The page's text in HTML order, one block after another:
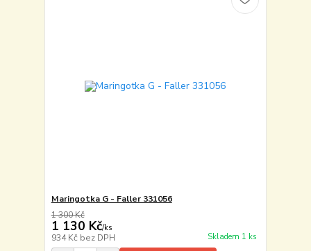
Maringotka G - Faller 331056
1 300 Kč
1 130 Kč/ks
934 Kč bez DPH Skladem 1 ks